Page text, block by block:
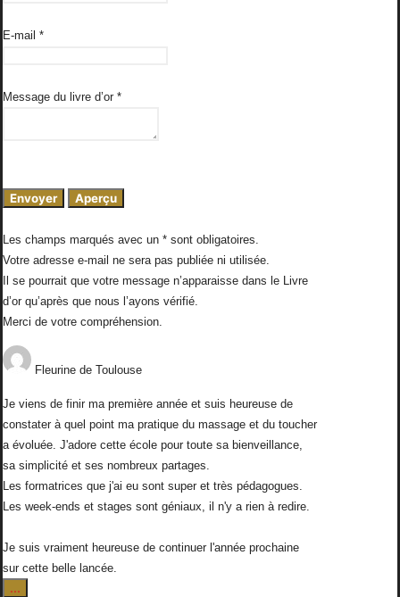
E-mail *
Message du livre d’or *
Les champs marqués avec un * sont obligatoires.
Votre adresse e-mail ne sera pas publiée ni utilisée.
Il se pourrait que votre message n’apparaisse dans le Livre
d’or qu’après que nous l’ayons vérifié.
Merci de votre compréhension.
Fleurine de Toulouse
Je viens de finir ma première année et suis heureuse de
constater à quel point ma pratique du massage et du toucher
a évoluée. J'adore cette école pour toute sa bienveillance,
sa simplicité et ses nombreux partages.
Les formatrices que j'ai eu sont super et très pédagogues.
Les week-ends et stages sont géniaux, il n'y a rien à redire.
Je suis vraiment heureuse de continuer l'année prochaine
sur cette belle lancée.
...